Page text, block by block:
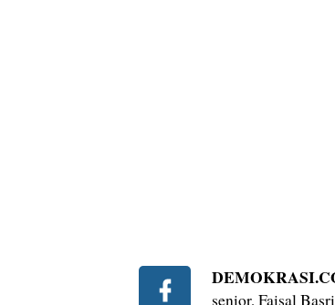
senior, Faisal